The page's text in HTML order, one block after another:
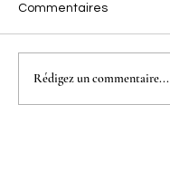
Commentaires
Rédigez un commentaire...